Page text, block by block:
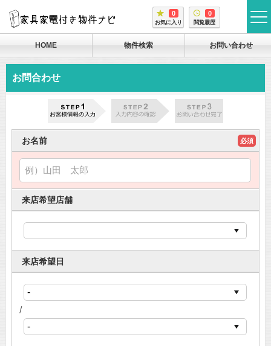
0
お気に入り
0
閲覧履歴
HOME 物件検索 お問い合わせ
お問合わせ
お名前 必須
来店希望店舗
来店希望日
/